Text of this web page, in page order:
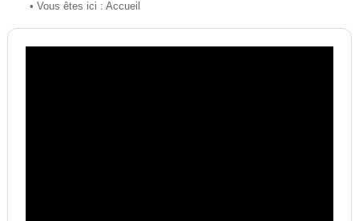
• Vous êtes ici : Accueil